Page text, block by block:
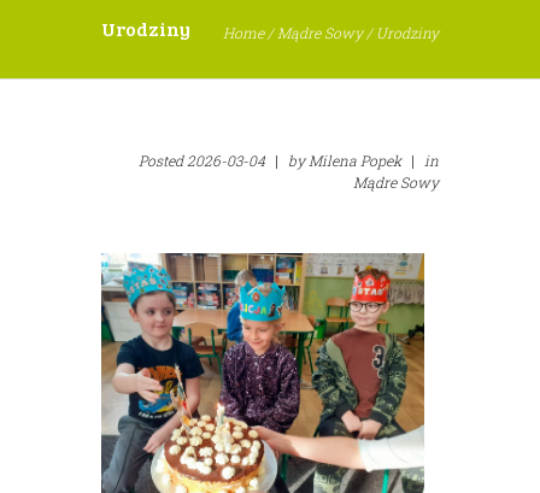
Home/Mądre Sowy/ Urodziny
Urodziny
Posted2026-03-04 | byMilena Popek | in
Mądre Sowy